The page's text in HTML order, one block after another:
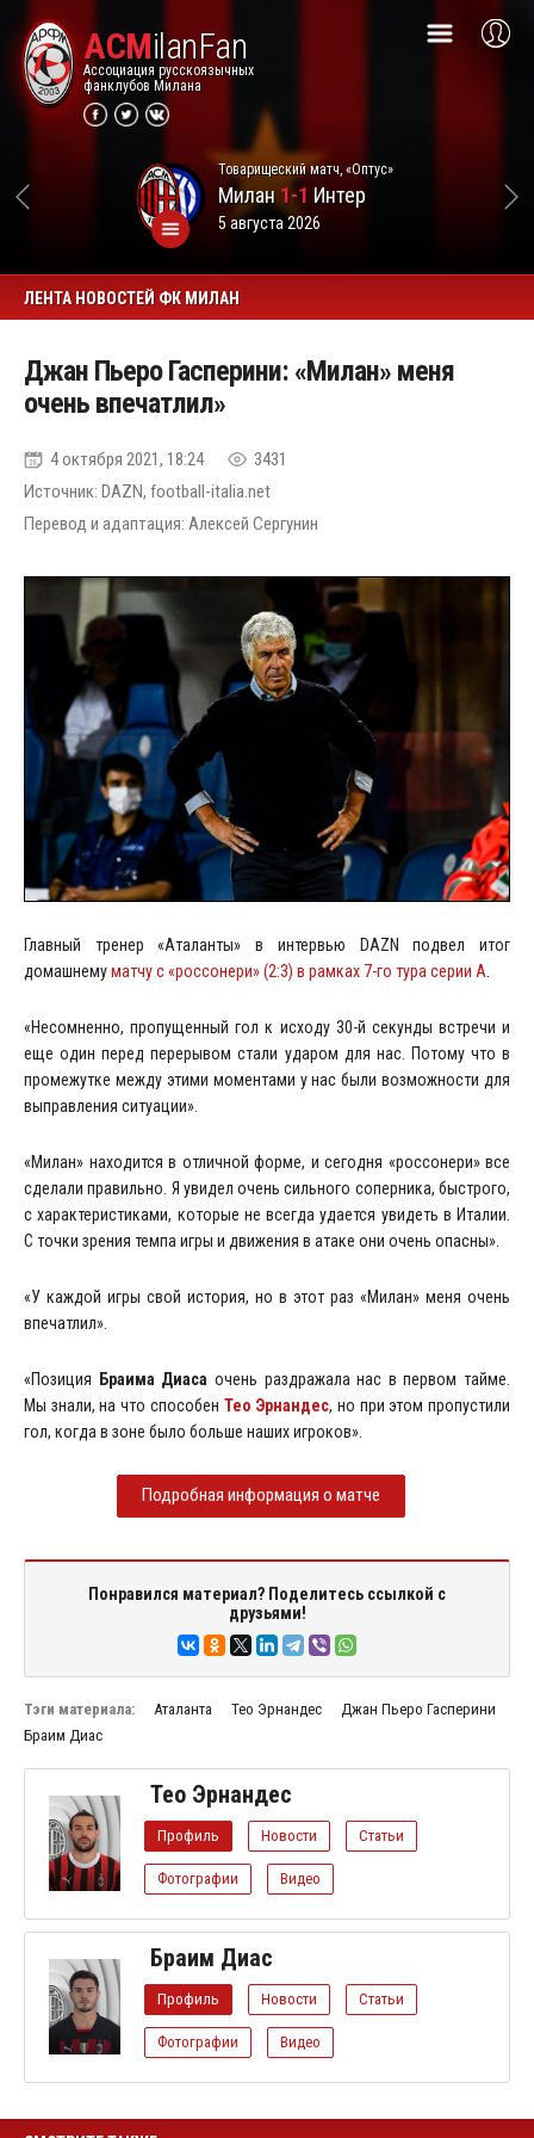
ACMilanFan
Ассоциация русскоязычных
фанклубов Милана
Товарищеский матч, «Оптус»
Милан1-1 Интер
5 августа 2026
ЛЕНТА НОВОСТЕЙ ФК МИЛАН
Джан Пьеро Гасперини: «Милан» меня
очень впечатлил»
4 октября 2021, 18:24
3431
Источник: DAZN, football-italia.net
Перевод и адаптация: Алексей Сергунин
Главный тренер «Аталанты» в интервью DAZN подвел итог
домашнемуматчу с «россонери» (2:3) в рамках 7-го тура серии А
«Несомненно, пропущенный гол к исходу 30-й секунды встречи и
еще один перед перерывом стали ударом для нас. Потому что в
промежутке между этими моментами у нас были возможности для
выправления ситуации».
«Милан» находится в отличной форме, и сегодня «россонери» все
сделали правильно. Я увидел очень сильного соперника, быстрого,
с характеристиками, которые не всегда удается увидеть в Италии.
С точки зрения темпа игры и движения в атаке они очень опасны».
«У каждой игры свой история, но в этот раз «Милан» меня очень
впечатлил».
«Позиция Браима Диаса очень раздражала нас в первом тайме.
Мы знали, на что способен Тео Эрнандес, но при этом пропустили
гол, когда в зоне было больше наших игроков».
Подробная информация о матче
Понравился материал? Поделитесь ссылкой с
друзьями!
Тэги материала: Аталанта Тео Эрнандес
Джан Пьеро Гасперини
Браим Диас
Тео Эрнандес
Профиль Новости Статьи
Фотографии Видео
Браим Диас
Профиль Новости Статьи
Фотографии Видео